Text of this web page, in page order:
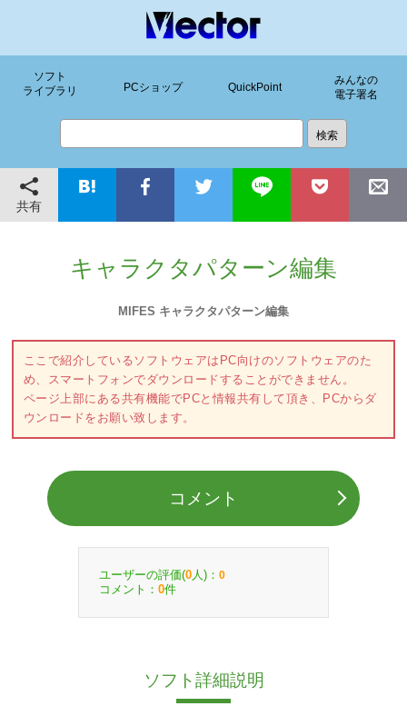
ソフト
ライブラリ
PCショップ QuickPoint
みんなの
電子署名
共有
キャラクタパターン編集
MIFES キャラクタパターン編集
ここで紹介しているソフトウェアはPC向けのソフトウェアのた
め、スマートフォンでダウンロードすることができません。
ページ上部にある共有機能でPCと情報共有して頂き、PCからダ
ウンロードをお願い致します。
コメント
ユーザーの評価(0 人)： 0
コメント： 0件
ソフト詳細説明